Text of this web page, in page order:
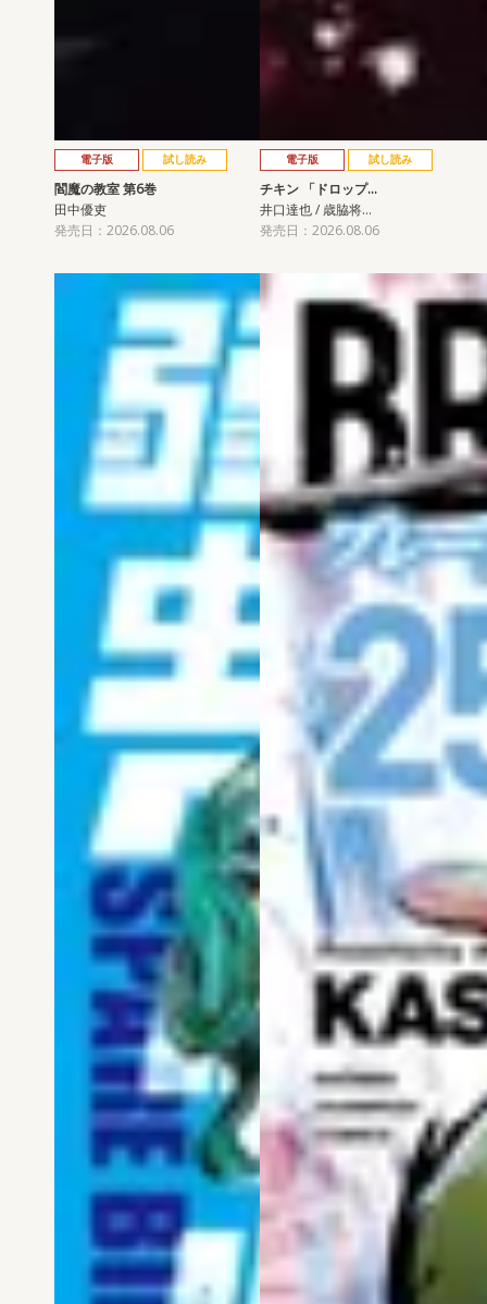
電子版 試し読み
閻魔の教室 第6巻
田中優吏
発売日：2026.08.06
電子版 試し読み
チキン 「ドロップ…
井口達也 / 歳脇将…
発売日：2026.08.06